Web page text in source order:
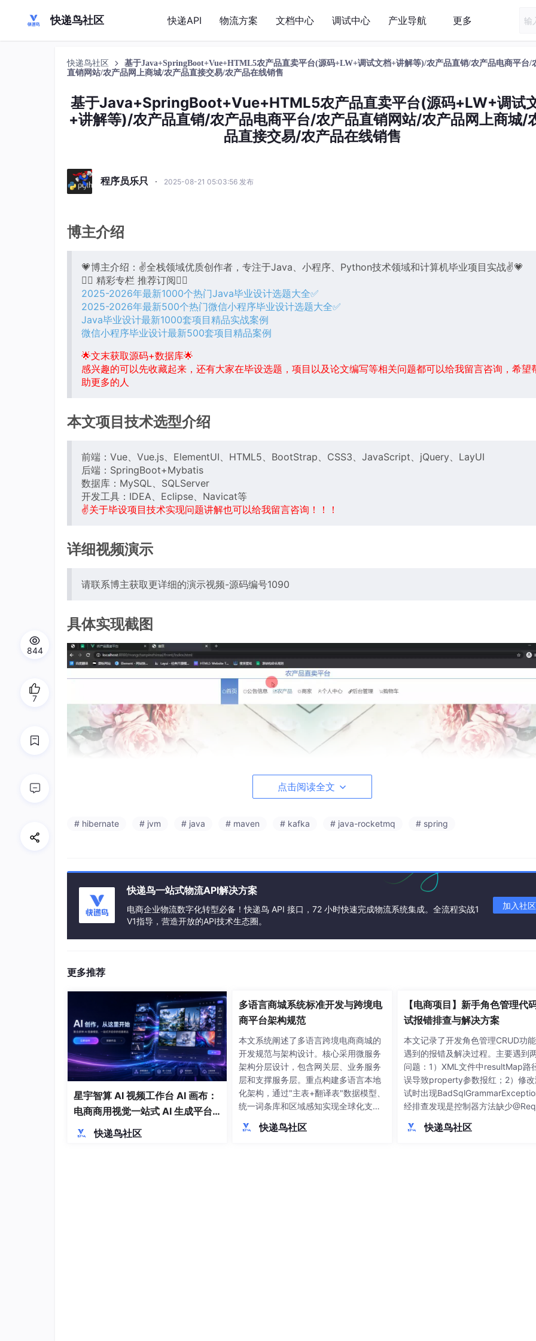
快递鸟社区 快递API 物流方案 文档中心 调试中心 产业导航 更多
快递鸟社区
基于Java+SpringBoot+Vue+HTML5农产品直卖平台(源码+LW+调试文档+讲解等)/农产品直销/农产品电商平台/
直销网站/农产品网上商城/农产品直接交易/农产品在线销售
基于Java+SpringBoot+Vue+HTML5农产品直卖平台(源码+LW+调试
+讲解等)/农产品直销/农产品电商平台/农产品直销网站/农产品网上商城/
品直接交易/农产品在线销售
程序员乐只 · 2025-08-21 05:03:56 发布
博主介绍
💗博主介绍：✌全栈领域优质创作者，专注于Java、小程序、Python技术领域和计算机毕业项目实战✌💗
👇🏻 精彩专栏 推荐订阅👇🏻
2025-2026年最新1000个热门Java毕业设计选题大全✅
2025-2026年最新500个热门微信小程序毕业设计选题大全✅
Java毕业设计最新1000套项目精品实战案例
微信小程序毕业设计最新500套项目精品案例
🌟文末获取源码+数据库🌟
感兴趣的可以先收藏起来，还有大家在毕设选题，项目以及论文编写等相关问题都可以给我留言咨询，希望
助更多的人
本文项目技术选型介绍
前端：Vue、Vue.js、ElementUI、HTML5、BootStrap、CSS3、JavaScript、jQuery、LayUI
后端：SpringBoot+Mybatis
数据库：MySQL、SQLServer
开发工具：IDEA、Eclipse、Navicat等
✌关于毕设项目技术实现问题讲解也可以给我留言咨询！！！
详细视频演示
请联系博主获取更详细的演示视频-源码编号1090
具体实现截图
点击阅读全文
# hibernate # jvm # java # maven # kafka # java-rocketmq # spring
快递鸟一站式物流API解决方案
电商企业物流数字化转型必备！快递鸟 API 接口，72 小时快速完成物流系统集成。全流程实战1
V1指导，营造开放的API技术生态圈。
加入社区
更多推荐
星宇智算 AI 视频工作台 AI 画布：
电商商用视觉一站式 AI 生成平台
落地解析
快递鸟社区
多语言商城系统标准开发与跨境电
商平台架构规范
本文系统阐述了多语言跨境电商商城的
开发规范与架构设计。核心采用微服务
架构分层设计，包含网关层、业务服务
层和支撑服务层。重点构建多语言本地
化架构，通过"主表+翻译表"数据模型、
统一词条库和区域感知实现全球化支
错误处理、安全合规等标准，特别强调
快递鸟社区
【电商项目】新手角色管理代
试报错排查与解决方案
本文记录了开发角色管理CRUD功
遇到的报错及解决过程。主要遇到
问题：1）XML文件中resultMap路
误导致property参数报红；2）修改
试时出现
经排查发现是控制器方法缺少
无法转为Java对象，最终SQL执行失
快递鸟社区
844
7